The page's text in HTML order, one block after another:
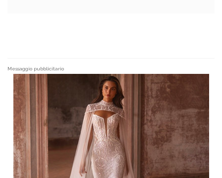
Messaggio pubblicitario